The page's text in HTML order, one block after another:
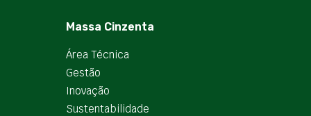
Massa Cinzenta
Área Técnica
Gestão
Inovação
Sustentabilidade